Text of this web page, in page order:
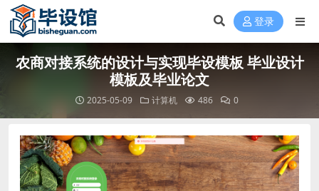
登录
农商对接系统的设计与实现毕设模板 毕业设计
模板及毕业论文
2025-05-09 计算机 486 0